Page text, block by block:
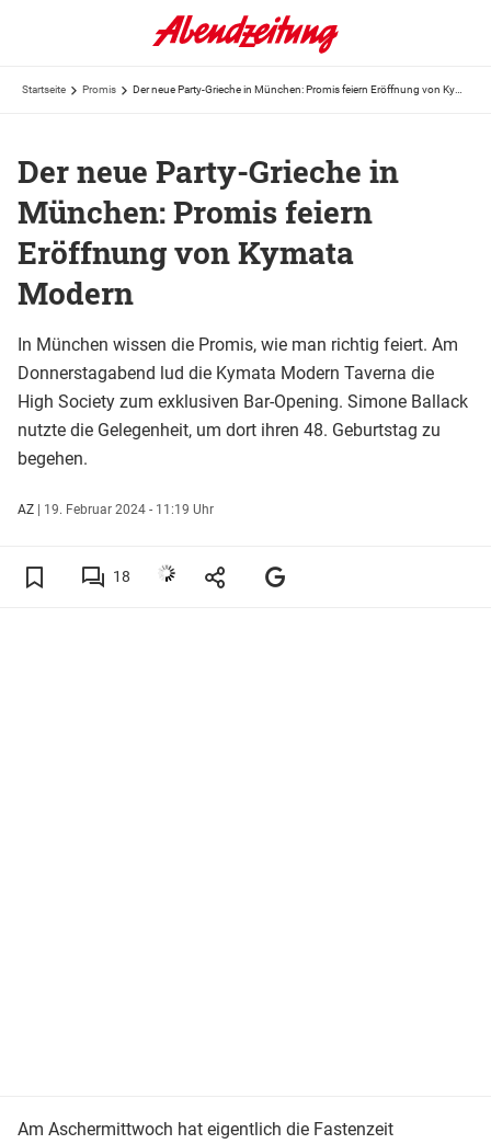
Startseite Promis
Der neue Party-Grieche in
München: Promis feiern
Eröffnung von Kymata
Modern
In München wissen die Promis, wie man richtig feiert. Am
Donnerstagabend lud die Kymata Modern Taverna die
High Society zum exklusiven Bar-Opening. Simone Ballack
nutzte die Gelegenheit, um dort ihren 48. Geburtstag zu
begehen.
AZ | 19. Februar 2024 - 11:19 Uhr
18
Am Aschermittwoch hat eigentlich die Fastenzeit